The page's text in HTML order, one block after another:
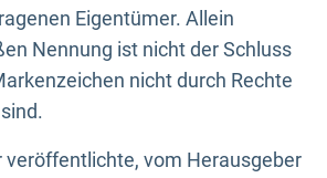
Eigentümer. Allein
Nennung ist nicht der Schluss
nicht durch Rechte
veröffentlichte, vom Herausgeber